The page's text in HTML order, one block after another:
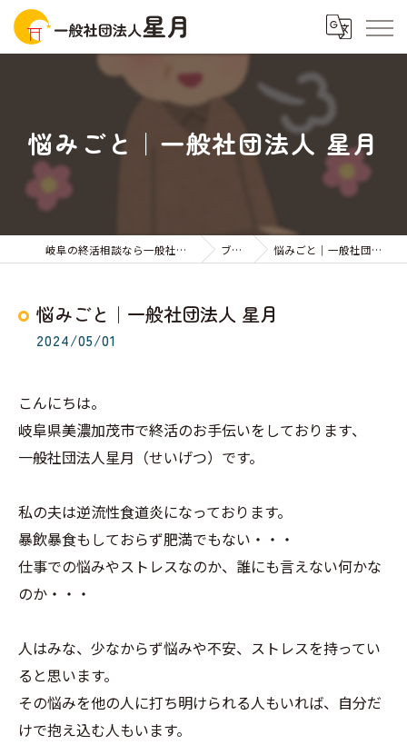
悩みごと｜一般社団法人 星月
岐阜の終活相談なら一般社団法人星月 ブログ 悩みごと｜一般社団法人 星月
悩みごと｜一般社団法人 星月
2024/05/01
こんにちは。
岐阜県美濃加茂市で終活のお手伝いをしております、
一般社団法人星月（せいげつ）です。
私の夫は逆流性食道炎になっております。
暴飲暴食もしておらず肥満でもない・・・
仕事での悩みやストレスなのか、誰にも言えない何かな
のか・・・
人はみな、少なからず悩みや不安、ストレスを持ってい
ると思います。
その悩みを他の人に打ち明けられる人もいれば、自分だ
けで抱え込む人もいます。